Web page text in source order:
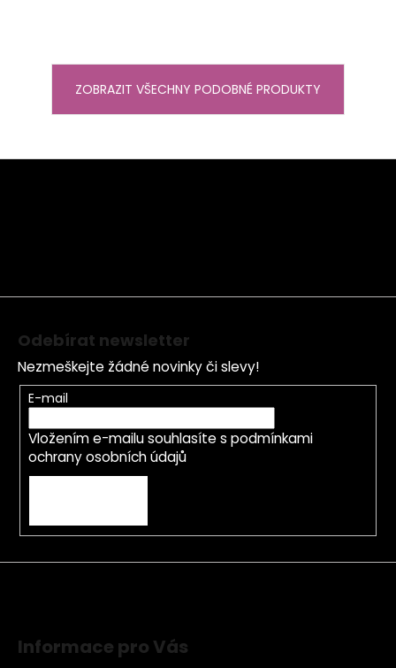
ZOBRAZIT VŠECHNY PODOBNÉ PRODUKTY
Z
Odebírat newsletter
Nezmeškejte žádné novinky či slevy!
E-mail
Vložením e-mailu souhlasíte s podmínkami
ochrany osobních údajů
Informace pro Vás